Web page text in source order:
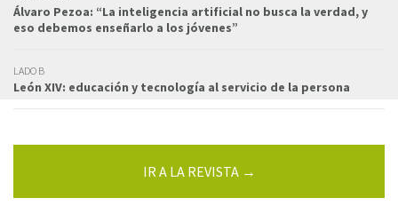
Álvaro Pezoa: “La inteligencia artificial no busca la verdad, y
eso debemos enseñarlo a los jóvenes”
LADO B
León XIV: educación y tecnología al servicio de la persona
IR A LA REVISTA →